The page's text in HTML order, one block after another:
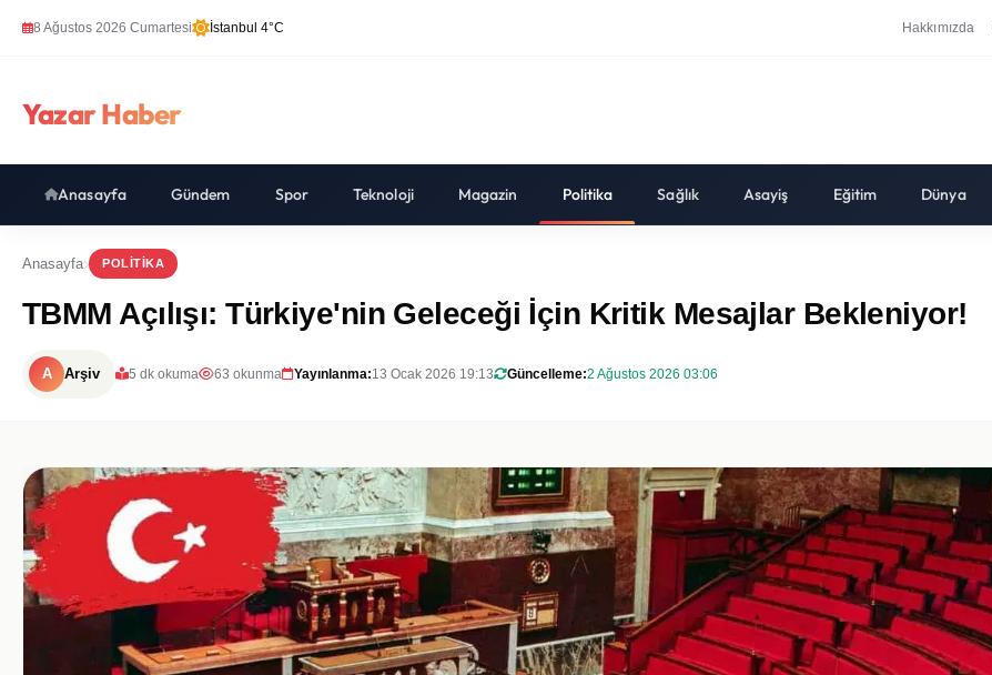
8 Ağustos 2026 Cumartesi İstanbul 4°C Hakkımızda
Yazar Haber
Anasayfa Gündem Spor Teknoloji Magazin Politika Sağlık Asayiş Eğitim Dünya
Anasayfa POLITIKA
TBMM Açılışı: Türkiye'nin Geleceği İçin Kritik Mesajlar Bekleniyor!
A Arşiv 5 dk okuma 63 okunma Yayınlanma:13 Ocak 2026 19:13 Güncelleme:2 Ağustos 2026 03:06